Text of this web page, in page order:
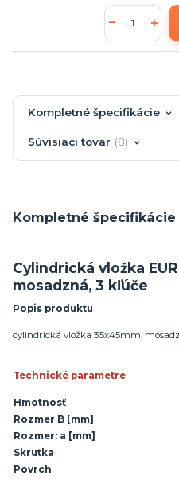
Kompletné špecifikácie
Súvisiaci tovar 8
Kompletné špecifikácie
Cylindrická vložka
mosadzná, 3 kľúče
Popis produktu
cylindrická vložka 35x45mm,
Technické parametre
Hmotnosť
Rozmer B [mm]
Rozmer: a [mm]
Skrutka
Povrch